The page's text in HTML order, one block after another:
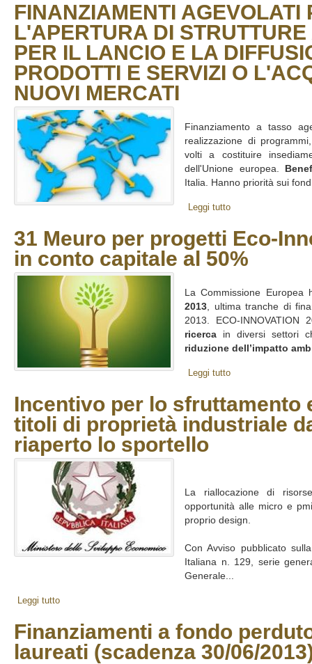
FINANZIAMENTI AGEVOLATI
L'APERTURA DI
PER IL LANCIO E LA
PRODOTTI E SERVIZI O
NUOVI MERCATI
Finanziamento a tasso
realizzazione di
volti a costituire
dell'Unione europea.
Italia. Hanno priorità sui
Leggi tutto
31 Meuro per progetti Eco-
in conto capitale al 50%
La Commissione
2013, ultima tranche di
2013. ECO-
ricerca in diversi settori
riduzione dell’impatto
Leggi tutto
Incentivo per lo sfruttamento
titoli di proprietà industriale
riaperto lo sportello
La riallocazione di
opportunità alle micro e
proprio design.
Con Avviso pubblicato
Italiana n. 129, serie
Generale...
Leggi tutto
Finanziamenti a fondo
laureati (scadenza 30/06/